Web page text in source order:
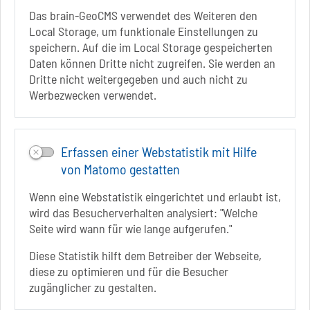
Das brain-GeoCMS verwendet des Weiteren den
Local Storage, um funktionale Einstellungen zu
speichern. Auf die im Local Storage gespeicherten
Daten können Dritte nicht zugreifen. Sie werden an
Dritte nicht weitergegeben und auch nicht zu
Werbezwecken verwendet.
Erfassen einer Webstatistik mit Hilfe
von Matomo gestatten
Wenn eine Webstatistik eingerichtet und erlaubt ist,
wird das Besucherverhalten analysiert: "Welche
Seite wird wann für wie lange aufgerufen."
Diese Statistik hilft dem Betreiber der Webseite,
diese zu optimieren und für die Besucher
zugänglicher zu gestalten.
Folgt uns auf
FACEBOOK
INSTAGRAM
YOUTUBE
Infos zur Barrierefreiheit
Sie befinden sich hier Startseite